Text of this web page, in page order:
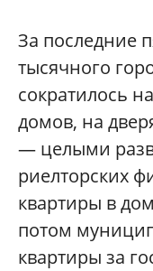
За последние
тысячного
сократилось
домов, на
— целыми
риелторских
квартиры в
потом
квартиры за